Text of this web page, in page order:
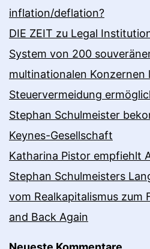
inflation/deflation?
DIE ZEIT zu Legal
System von 200
multinationalen Konzernen
Steuervermeidung
Stephan Schulmeister
Keynes-Gesellschaft
Katharina Pistor empfiehlt
Stephan Schulmeisters
vom Realkapitalismus zum
and Back Again